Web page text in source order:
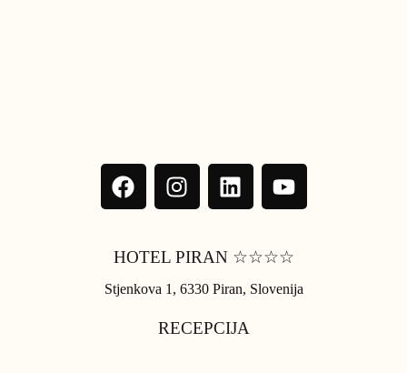
HOTEL PIRAN ☆☆☆☆
Stjenkova 1, 6330 Piran, Slovenija
RECEPCIJA